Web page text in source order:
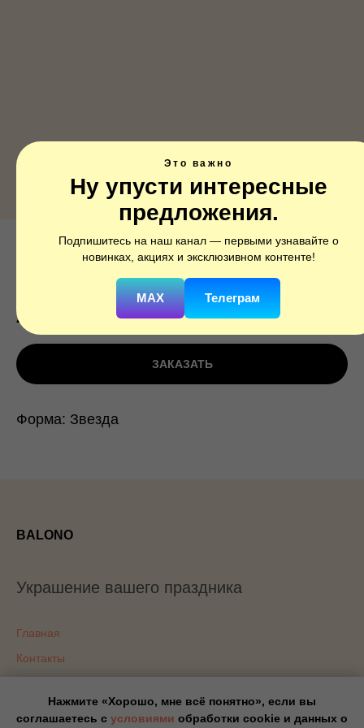
Это важно
Ну упусти интересные
предложения.
Подпишитесь на наш канал — первыми узнавайте о
новинках, акциях и эксклюзивном контенте!
MAX Телеграм
Звезда, Розовый, Сатин, 1 шт.
301500SPRS
290
ЗАКАЗАТЬ
Форма: Звезда
Нажмите «Хорошо, мне всё понятно», если вы
соглашаетесь с условиями обработки cookie и данных о
BALONO
Украшение вашего праздника
Главная
Контакты